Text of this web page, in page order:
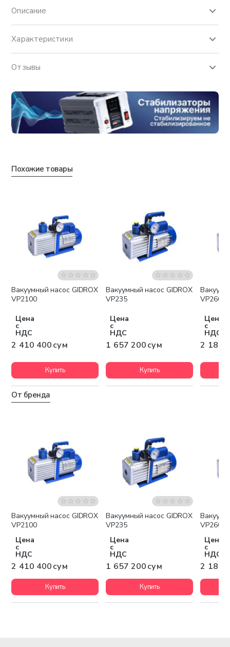
Описание
Характеристики
Отзывы
Похожие товары
Бесплатная доставка
Вакуумный насос GIDROX
VP2100
Цена
с
НДС
2 410 400 сум
Купить
Бесплатная доставка
Вакуумный насос GIDROX
VP235
Цена
с
НДС
1 657 200 сум
Купить
VP260
Цена
с
НДС
2 184
От бренда
Бесплатная доставка
Вакуумный насос GIDROX
VP2100
Цена
с
НДС
2 410 400 сум
Купить
Бесплатная доставка
Вакуумный насос GIDROX
VP235
Цена
с
НДС
1 657 200 сум
Купить
VP260
Цена
с
НДС
2 184